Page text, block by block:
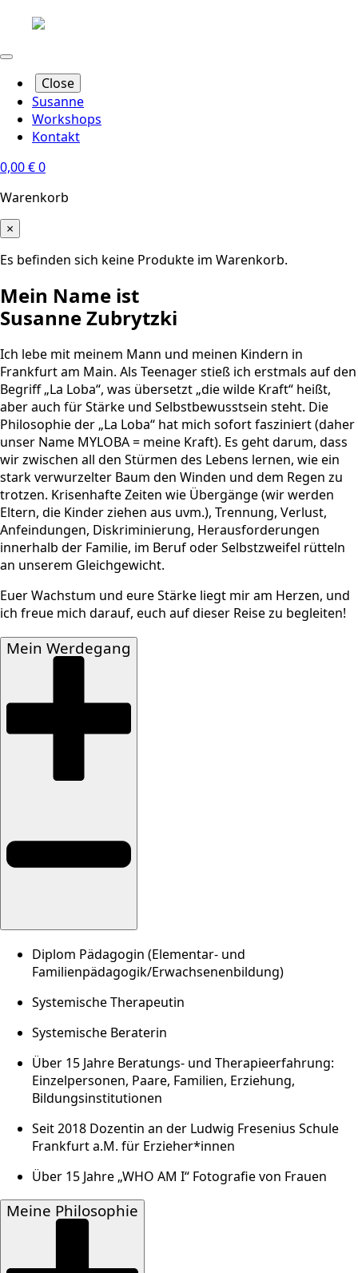
Close
Susanne
Workshops
Kontakt
0,00€0
Warenkorb
×
Es befinden sich keine Produkte im Warenkorb.
Mein Name ist
Susanne Zubrytzki
Ich lebe mit meinem Mann und meinen Kindern in
Frankfurt am Main. Als Teenager stieß ich erstmals auf den
Begriff „La Loba“, was übersetzt „die wilde Kraft“ heißt,
aber auch für Stärke und Selbstbewusstsein steht. Die
Philosophie der „La Loba“ hat mich sofort fasziniert (daher
unser Name MYLOBA = meine Kraft). Es geht darum, dass
wir zwischen all den Stürmen des Lebens lernen, wie ein
stark verwurzelter Baum den Winden und dem Regen zu
trotzen. Krisenhafte Zeiten wie Übergänge (wir werden
Eltern, die Kinder ziehen aus uvm.), Trennung, Verlust,
Anfeindungen, Diskriminierung, Herausforderungen
innerhalb der Familie, im Beruf oder Selbstzweifel rütteln
an unserem Gleichgewicht.
Euer Wachstum und eure Stärke liegt mir am Herzen, und
ich freue mich darauf, euch auf dieser Reise zu begleiten!
Mein Werdegang
Diplom Pädagogin (Elementar- und
Familienpädagogik/Erwachsenenbildung)
Systemische Therapeutin
Systemische Beraterin
Über 15 Jahre Beratungs- und Therapieerfahrung:
Einzelpersonen, Paare, Familien, Erziehung,
Bildungsinstitutionen
Seit 2018 Dozentin an der Ludwig Fresenius Schule
Frankfurt a.M. für Erzieher*innen
Über 15 Jahre „WHO AM I“ Fotografie von Frauen
Meine Philosophie